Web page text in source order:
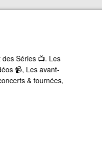
des Séries 📺. Les
📹, Les avant-
& tournées,